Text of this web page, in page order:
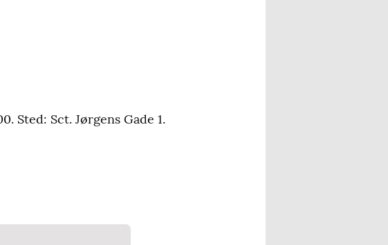
Sted: Sct. Jørgens Gade 1.